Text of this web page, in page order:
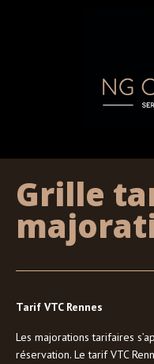
Grille
Tarif VTC Rennes
Les majorations tarifaires
réservation. Le tarif VTC